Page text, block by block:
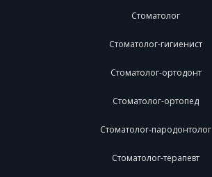
Стоматолог
Стоматолог-гигиенист
Стоматолог-ортодонт
Стоматолог-ортопед
Стоматолог-пародонтолог
Стоматолог-терапевт